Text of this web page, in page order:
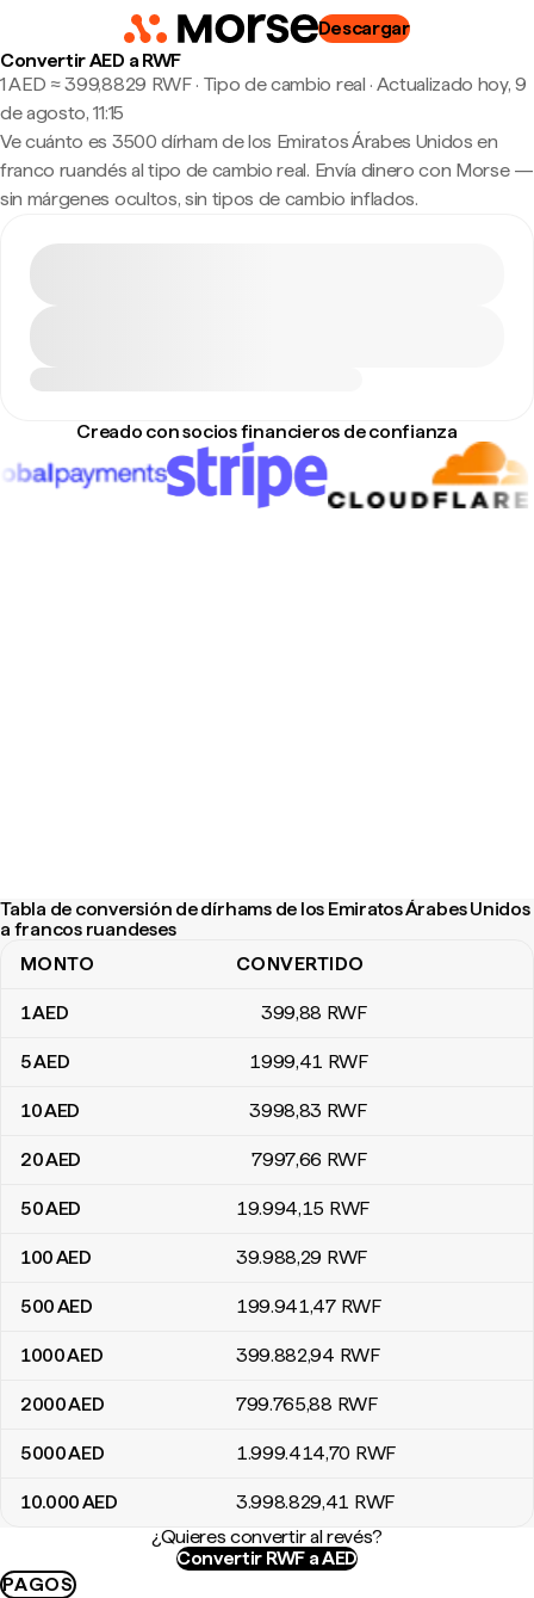
Descargar
Convertir AED a RWF
1 AED ≈ 399,8829 RWF · Tipo de cambio real · Actualizado hoy, 9
de agosto, 11:15
Ve cuánto es 3500 dírham de los Emiratos Árabes Unidos en
franco ruandés al tipo de cambio real. Envía dinero con Morse —
sin márgenes ocultos, sin tipos de cambio inflados.
Creado con socios financieros de confianza
Tabla de conversión de dírhams de los Emiratos Árabes Unidos
a francos ruandeses
Tabla de conversión de dírhams de los Emiratos Árabes Unidos
MONTO CONVERTIDO
1AED 399,88 RWF
5AED 1999,41 RWF
10AED 3998,83 RWF
20AED 7997,66 RWF
50AED 19.994,15 RWF
100AED 39.988,29 RWF
500AED 199.941,47 RWF
1000AED 399.882,94 RWF
2000AED 799.765,88 RWF
5000AED 1.999.414,70 RWF
10.000AED 3.998.829,41 RWF
¿Quieres convertir al revés?
Convertir RWF a AED
PAGOS